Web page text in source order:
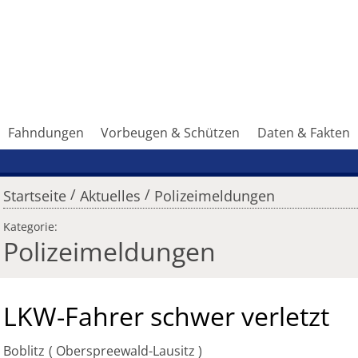
Fahndungen Vorbeugen & Schützen Daten & Fakten
Startseite / Aktuelles / Polizeimeldungen
Kategorie:
Polizeimeldungen
LKW-Fahrer schwer verletzt
Boblitz Oberspreewald-Lausitz